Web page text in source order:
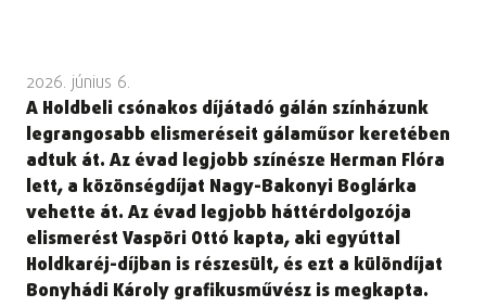
2026. június 6.
A Holdbeli csónakos díjátadó gálán színházunk
legrangosabb elismeréseit gálaműsor keretében
adtuk át. Az évad legjobb színésze Herman Flóra
lett, a közönségdíjat Nagy-Bakonyi Boglárka
vehette át. Az évad legjobb háttérdolgozója
elismerést Vaspöri Ottó kapta, aki egyúttal
Holdkaréj-díjban is részesült, és ezt a különdíjat
Bonyhádi Károly grafikusművész is megkapta.